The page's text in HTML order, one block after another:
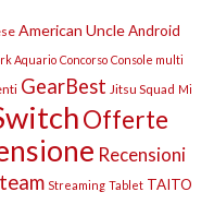
American UncleAndroid
Aquario Concorso Console multi
GearBest Jitsu Squad Mi
Offerte
Recensioni
Streaming Tablet TAITO